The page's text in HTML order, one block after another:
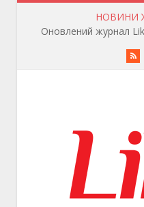
НОВИНИ
Оновлений журнал